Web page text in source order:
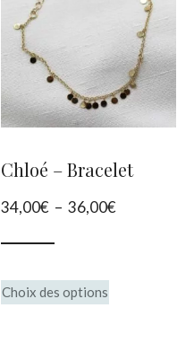
Chloé – Bracelet
34,00€ – 36,00€
Choix des optionsCe
produit